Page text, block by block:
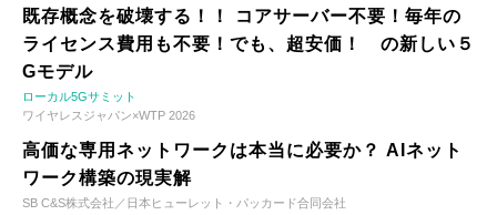
既存概念を破壊する！！ コアサーバー不要！毎年の
ライセンス費用も不要！でも、超安価！ の新しい５
Gモデル
ローカル5Gサミット
ワイヤレスジャパン×WTP 2026
高価な専用ネットワークは本当に必要か？ AIネット
ワーク構築の現実解
SB C&S株式会社／日本ヒューレット・パッカード合同会社